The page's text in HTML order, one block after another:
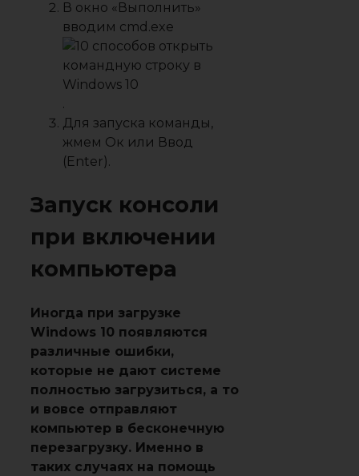
В окно «Выполнить»
вводим cmd.exe
.
Для запуска команды,
жмем Ок или Ввод
(Enter).
Запуск консоли
при включении
компьютера
Иногда при загрузке
Windows 10 появляются
различные ошибки,
которые не дают системе
полностью загрузиться, а то
и вовсе отправляют
компьютер в бесконечную
перезагрузку. Именно в
таких случаях на помощь